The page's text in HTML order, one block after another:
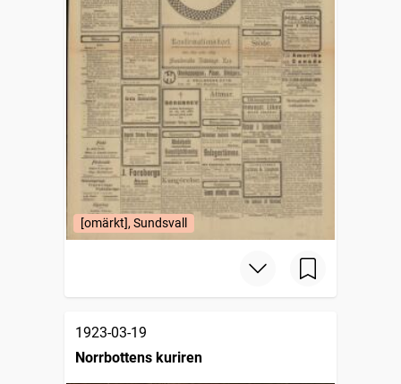
[omärkt], Sundsvall
1923-03-19
Norrbottens kuriren